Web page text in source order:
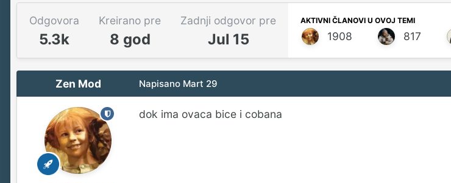
Odgovora
5.3k
Kreirano pre
8 god
Zadnji odgovor pre
Jul 15
AKTIVNI ČLANOVI U OVOJ TEMI
1908 817
Zen Mod Napisano Mart 29
dok ima ovaca bice i cobana